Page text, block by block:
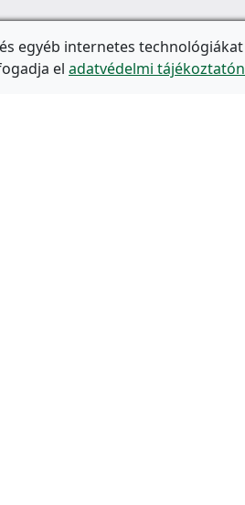
egyéb internetes
el adatvédelmi